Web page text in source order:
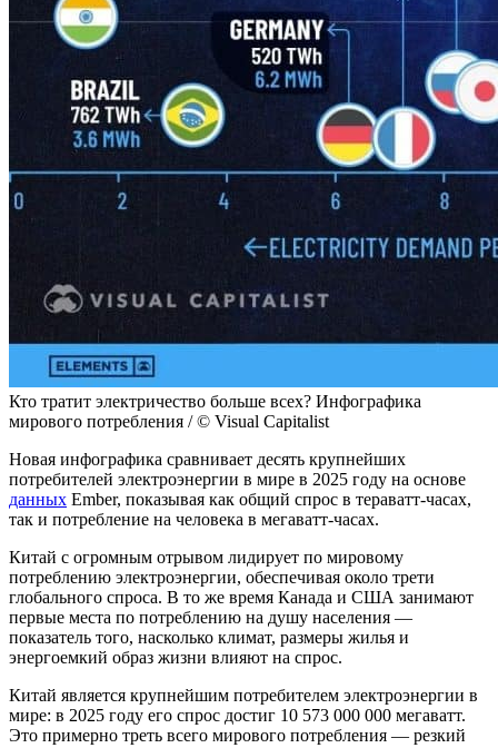
Кто тратит электричество больше всех? Инфографика
мирового потребления / © Visual Capitalist
Новая инфографика сравнивает десять крупнейших
потребителей электроэнергии в мире в 2025 году на основе
данных Ember, показывая как общий спрос в тераватт-часах,
так и потребление на человека в мегаватт-часах.
Китай с огромным отрывом лидирует по мировому
потреблению электроэнергии, обеспечивая около трети
глобального спроса. В то же время Канада и США занимают
первые места по потреблению на душу населения —
показатель того, насколько климат, размеры жилья и
энергоемкий образ жизни влияют на спрос.
Китай является крупнейшим потребителем электроэнергии в
мире: в 2025 году его спрос достиг 10 573 000 000 мегаватт.
Это примерно треть всего мирового потребления — резкий